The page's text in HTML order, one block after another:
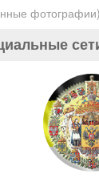
фотографии)